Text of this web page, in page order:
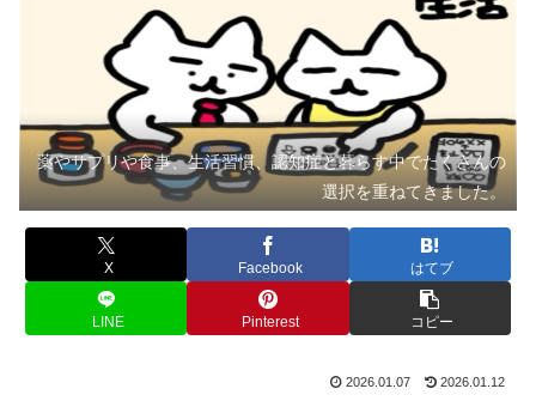
薬やサプリや食事、生活習慣、認知症と暮らす中でたくさんの
選択を重ねてきました。
X Facebook はてブ
LINE Pinterest コピー
2026.01.07 2026.01.12